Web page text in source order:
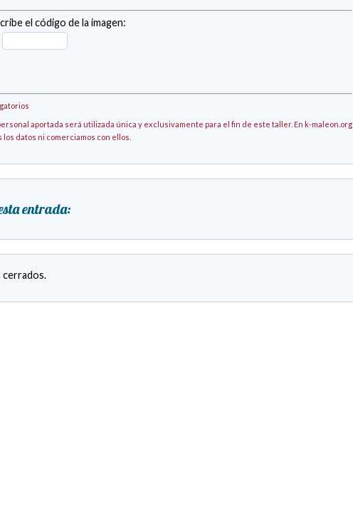
el código de la imagen:
aportada será utilizada única y exclusivamente para el fin de este taller. En k-maleon.org
los datos ni comerciamos con ellos.
entrada:
cerrados.